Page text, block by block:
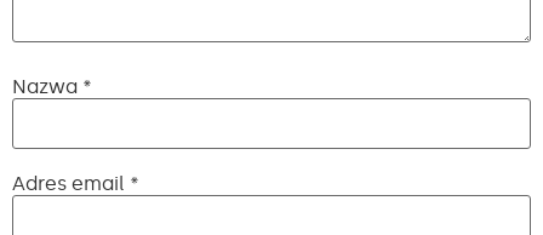
Nazwa *
Adres email *